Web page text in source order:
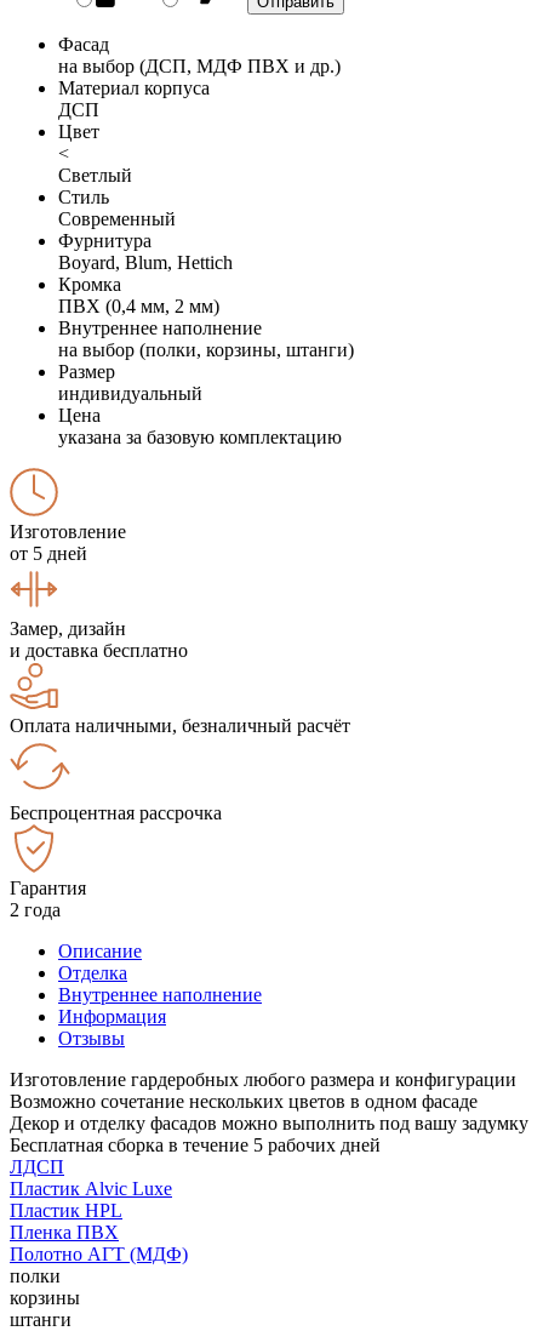
Фасад
на выбор (ДСП, МДФ ПВХ и др.)
Материал корпуса
ДСП
Цвет
<
Светлый
Стиль
Современный
Фурнитура
Boyard, Blum, Hettich
Кромка
ПВХ (0,4 мм, 2 мм)
Внутреннее наполнение
на выбор (полки, корзины, штанги)
Размер
индивидуальный
Цена
указана за базовую комплектацию
Изготовление
от 5 дней
Замер, дизайн
и доставка бесплатно
Оплата наличными, безналичный расчёт
Беспроцентная рассрочка
Гарантия
2 года
Описание
Отделка
Внутреннее наполнение
Информация
Отзывы
Изготовление гардеробных любого размера и конфигурации
Возможно сочетание нескольких цветов в одном фасаде
Декор и отделку фасадов можно выполнить под вашу задумку
Бесплатная сборка в течение 5 рабочих дней
ЛДСП
Пластик Alvic Luxe
Пластик HPL
Пленка ПВХ
Полотно АГТ (МДФ)
полки
корзины
штанги